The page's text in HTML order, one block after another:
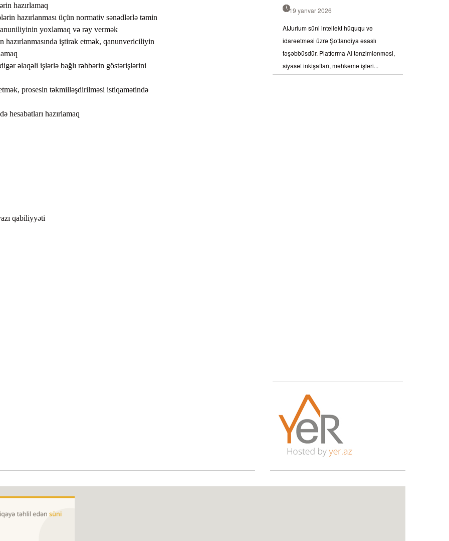
hazırlamaq
hazırlanması üçün normativ sənədlərlə təmin
yoxlamaq və rəy vermək
hazırlanmasında iştirak etmək, qanunvericiliyin
əlaqəli işlərlə bağlı rəhbərin göstərişlərini
prosesin təkmilləşdirilməsi istiqamətində
hesabatları hazırlamaq
qabiliyyəti
19 yanvar 2026
AIJurium süni intellekt hüququ və
idarəetməsi üzrə Şotlandiya əsaslı
təşəbbüsdür. Platforma AI tənzimlənməsi,
siyasət inkişafları, məhkəmə işləri...